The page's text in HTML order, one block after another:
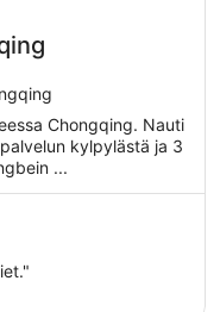
Chongqing. Nauti
kylpylästä ja 3
...